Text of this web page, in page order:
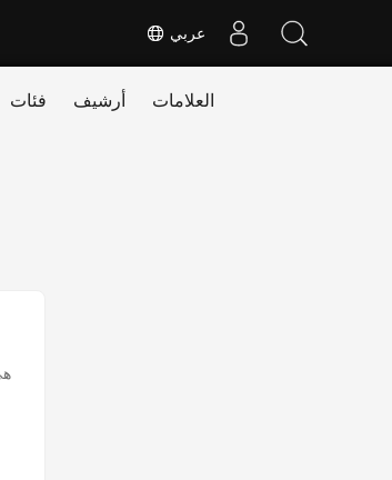
عربي
فئات أرشيف العلامات